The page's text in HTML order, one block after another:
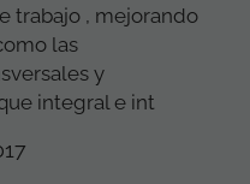
trabajo , mejorando
las
y
integral e int